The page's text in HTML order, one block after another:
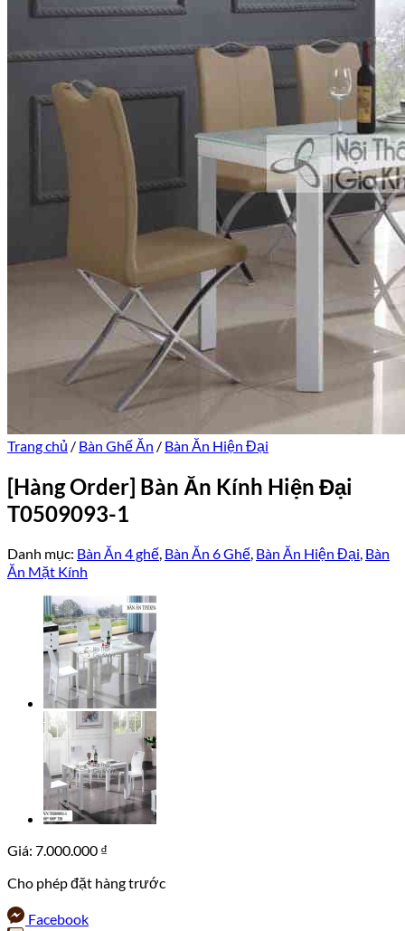
Trang chủ / Bàn Ghế Ăn / Bàn Ăn Hiện Đại
[Hàng Order] Bàn Ăn Kính Hiện Đại
T0509093-1
Danh mục: Bàn Ăn 4 ghế, Bàn Ăn 6 Ghế, Bàn Ăn Hiện Đại, Bàn
Ăn Mặt Kính
Giá: 7.000.000 ₫
Cho phép đặt hàng trước
Facebook